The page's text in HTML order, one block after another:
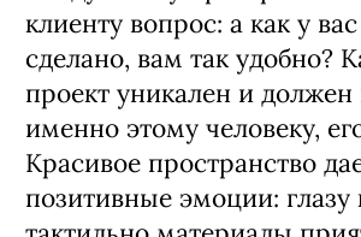
клиенту вопрос: а как у
сделано, вам так удобно?
проект уникален и должен
именно этому человеку,
Красивое пространство
позитивные эмоции: